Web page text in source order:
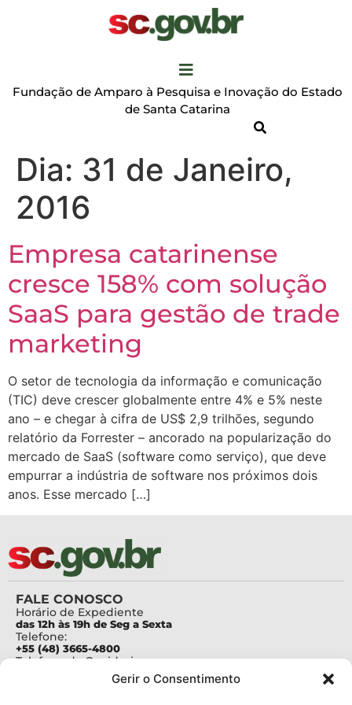
Gerir o Consentimento
Fundação de Amparo à Pesquisa e Inovação do Estado
de Santa Catarina
Dia: 31 de Janeiro,
2016
Empresa catarinense
cresce 158% com solução
SaaS para gestão de trade
marketing
O setor de tecnologia da informação e comunicação
(TIC) deve crescer globalmente entre 4% e 5% neste
ano – e chegar à cifra de US$ 2,9 trilhões, segundo
relatório da Forrester – ancorado na popularização do
mercado de SaaS (software como serviço), que deve
empurrar a indústria de software nos próximos dois
anos. Esse mercado […]
FALE CONOSCO
Horário de Expediente
das 12h às 19h de Seg a Sexta
Telefone:
+55 (48) 3665-4800
Telefone da Ouvidoria